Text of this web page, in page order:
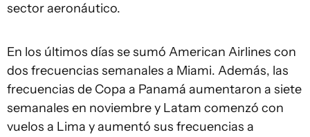
sector aeronáutico.
En los últimos días se sumó American Airlines con
dos frecuencias semanales a Miami. Además, las
frecuencias de Copa a Panamá aumentaron a siete
semanales en noviembre y Latam comenzó con
vuelos a Lima y aumentó sus frecuencias a